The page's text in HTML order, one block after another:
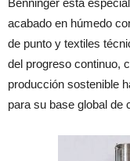
Benninger está
acabado en húmedo
de punto y textiles
del progreso continuo,
producción sostenible
para su base global de